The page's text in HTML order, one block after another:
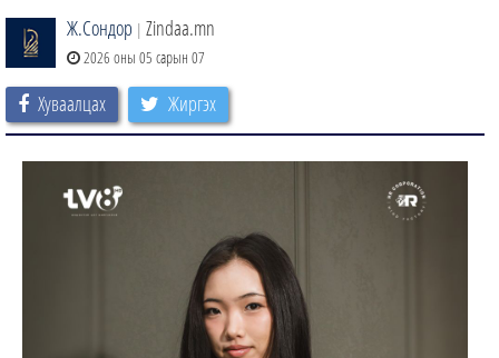
Ж.Сондор | Zindaa.mn
2026 оны 05 сарын 07
Хуваалцах Жиргэх